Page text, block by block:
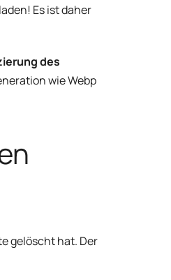
Es ist daher
des
wie Webp
gelöscht hat. Der